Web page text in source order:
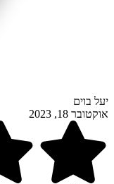
יעל בוים
אוקטובר 18, 2023